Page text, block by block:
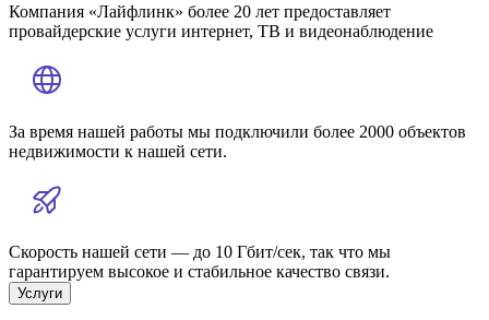
Компания «Лайфлинк» более 20 лет предоставляет
провайдерские услуги интернет, ТВ и видеонаблюдение
За время нашей работы мы подключили более 2000 объектов
недвижимости к нашей сети.
Скорость нашей сети — до 10 Гбит/сек, так что мы
гарантируем высокое и стабильное качество связи.
Услуги